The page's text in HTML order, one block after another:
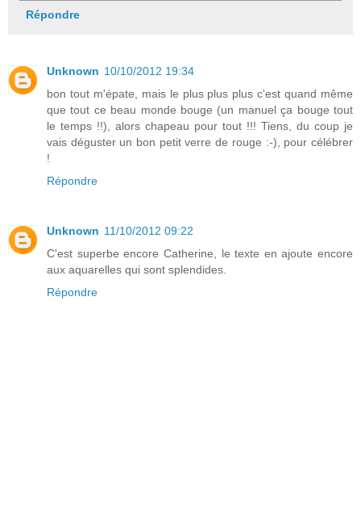
Répondre
Unknown 10/10/2012 19:34
bon tout m'épate, mais le plus plus plus c'est quand même
que tout ce beau monde bouge (un manuel ça bouge tout
le temps !!), alors chapeau pour tout !!! Tiens, du coup je
vais déguster un bon petit verre de rouge :-), pour célébrer
!
Répondre
Unknown 11/10/2012 09:22
C'est superbe encore Catherine, le texte en ajoute encore
aux aquarelles qui sont splendides.
Répondre